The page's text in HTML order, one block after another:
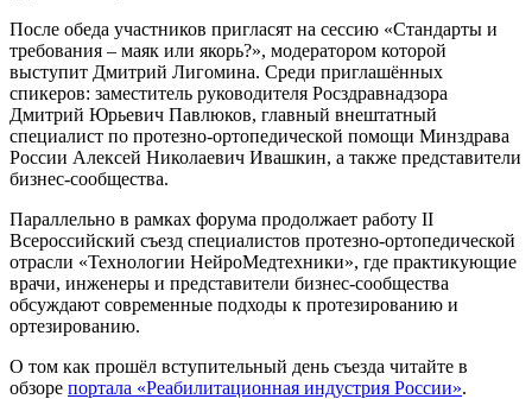
После обеда участников пригласят на сессию «Стандарты и
требования – маяк или якорь?», модератором которой
выступит Дмитрий Лигомина. Среди приглашённых
спикеров: заместитель руководителя Росздравнадзора
Дмитрий Юрьевич Павлюков, главный внештатный
специалист по протезно-ортопедической помощи Минздрава
России Алексей Николаевич Ивашкин, а также представители
бизнес-сообщества.
Параллельно в рамках форума продолжает работу II
Всероссийский съезд специалистов протезно-ортопедической
отрасли «Технологии НейроМедтехники», где практикующие
врачи, инженеры и представители бизнес-сообщества
обсуждают современные подходы к протезированию и
ортезированию.
О том как прошёл вступительный день съезда читайте в
обзоре портала «Реабилитационная индустрия России».